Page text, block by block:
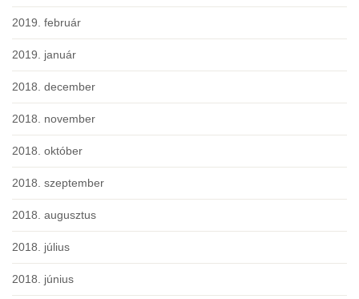
2019. február
2019. január
2018. december
2018. november
2018. október
2018. szeptember
2018. augusztus
2018. július
2018. június